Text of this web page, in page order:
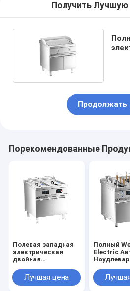
Получить
Продолжать
Порекомендованные
Полевая западная
электрическая
двойная
глубокая жарка с
шкафом
Лучшая цена
Полный
Electric